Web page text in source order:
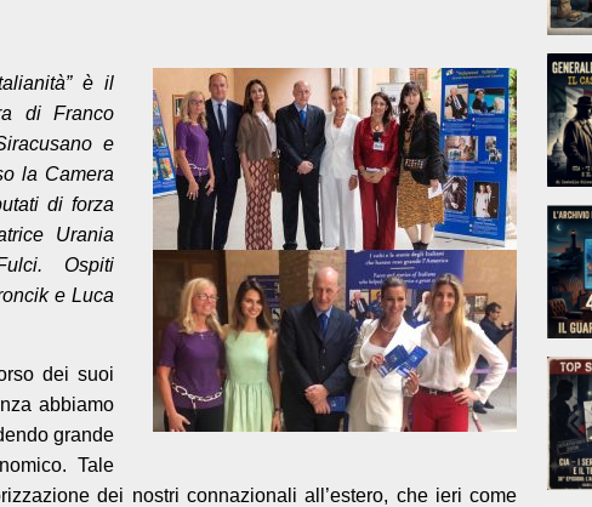
è il
di Franco
e
la Camera
di forza
Urania
Ospiti
e Luca
dei suoi
abbiamo
grande
Tale
dei nostri connazionali all’estero, che ieri come